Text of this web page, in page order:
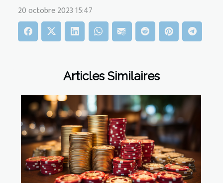
Articles Similaires
20 octobre 2023 15:47